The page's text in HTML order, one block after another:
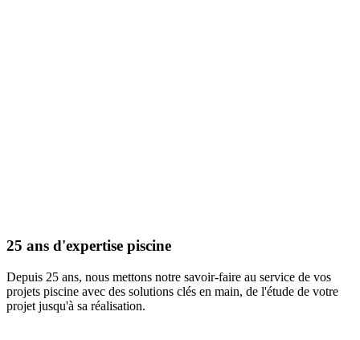
25 ans d'expertise piscine
Depuis 25 ans, nous mettons notre savoir-faire au service de vos
projets piscine avec des solutions clés en main, de l'étude de votre
projet jusqu'à sa réalisation.